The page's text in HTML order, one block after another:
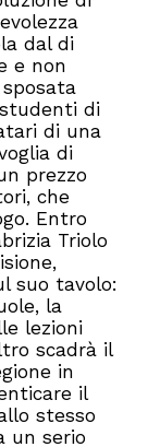
dal di
e non
di
di una
di
prezzo
che
Entro
Triolo
suo tavolo:
la
lezioni
scadrà il
in
il
stesso
un serio